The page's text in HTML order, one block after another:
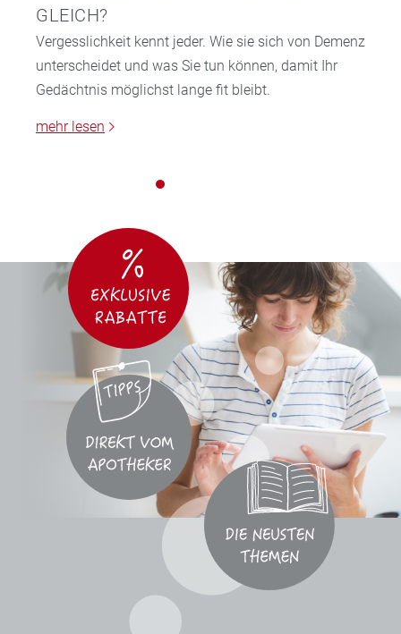
GLEICH?
Vergesslichkeit kennt jeder. Wie sie sich von Demenz
unterscheidet und was Sie tun können, damit Ihr
Gedächtnis möglichst lange fit bleibt.
mehr lesen